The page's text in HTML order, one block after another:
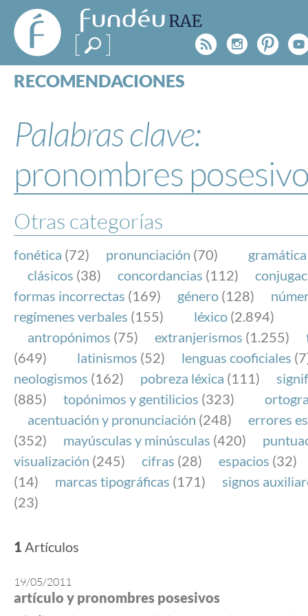
FundéuRAE
- Fundación
del Español
Urgente
Rss
RECOMENDACIONES
ESPECIALES
BLOG
NOTICIAS
FundéuRAE es una fundación patrocinada por la
y la Real Academia Española, cuyo objetivo es
el buen uso del español en los medios de
Internet.
Palabras clave:
pronombres
Otras categorías
fonética (72) pronunciación (70) gramática
clásicos (38) concordancias (112)
formas incorrectas (169) género (128)
regímenes verbales (155) léxico (2.894)
antropónimos (75) extranjerismos (1.255)
(649)
latinismos (52) lenguas cooficiales
neologismos (162) pobreza léxica (111)
(885)
topónimos y gentilicios (323)
acentuación y pronunciación (248)
errores
(352)
mayúsculas y minúsculas (420)
visualización (245) cifras (28) espacios (32)
(14)
marcas tipográficas (171)
signos
(23)
1 Artículos
19/05/2011
artículo y pronombres posesivos